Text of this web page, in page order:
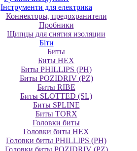
Інструменти для електрика
Коннекторы, предохранители
Пробники
Щипцы для снятия изоляции
Біти
Биты
Биты HEX
Биты PHILLIPS (PH)
Биты POZIDRIV (PZ)
Биты RIBE
Биты SLOTTED (SL)
Биты SPLINE
Биты TORX
Головки биты
Головки биты HEX
Головки биты PHILLIPS (PH)
Головки биты POZIDRIV (PZ)